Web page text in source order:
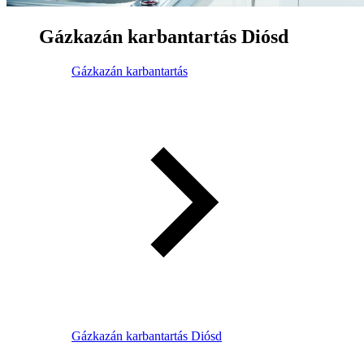
Gázkazán karbantartás Diósd
Gázkazán karbantartás
Gázkazán karbantartás Diósd